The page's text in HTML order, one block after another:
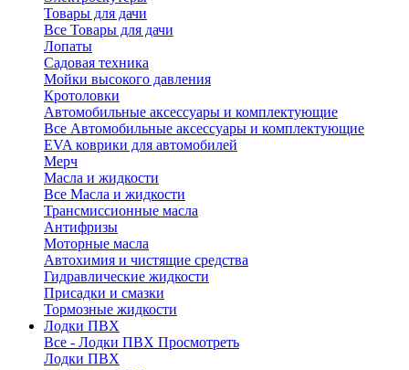
Товары для дачи
Все Товары для дачи
Лопаты
Садовая техника
Мойки высокого давления
Кротоловки
Автомобильные аксессуары и комплектующие
Все Автомобильные аксессуары и комплектующие
EVA коврики для автомобилей
Мерч
Масла и жидкости
Все Масла и жидкости
Трансмиссионные масла
Антифризы
Моторные масла
Автохимия и чистящие средства
Гидравлические жидкости
Присадки и смазки
Тормозные жидкости
Лодки ПВХ
Все - Лодки ПВХ Просмотреть
Лодки ПВХ